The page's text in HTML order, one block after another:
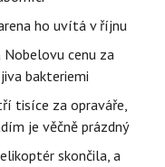
ho uvítá v říjnu
cenu za
bakteriemi
tisíce za opraváře,
je věčně prázdný
skončila, a